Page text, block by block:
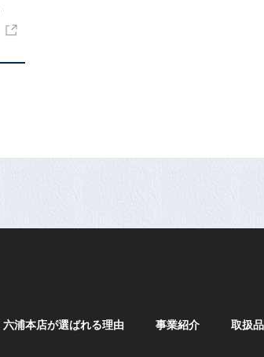
六浦本店が選ばれる理由 事業紹介 取扱